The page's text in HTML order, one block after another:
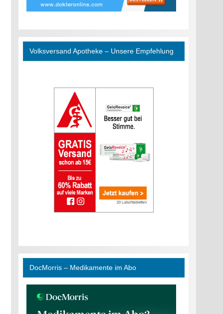
Volksversand Apotheke – Unsere Empfehlung
DocMorris – Medikamente im Abo